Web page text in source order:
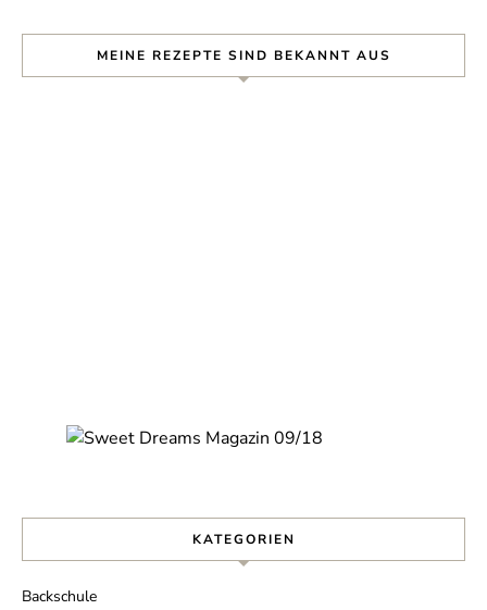
MEINE REZEPTE SIND BEKANNT AUS
KATEGORIEN
Backschule
Verpasse kein Rezept mehr und erhalte